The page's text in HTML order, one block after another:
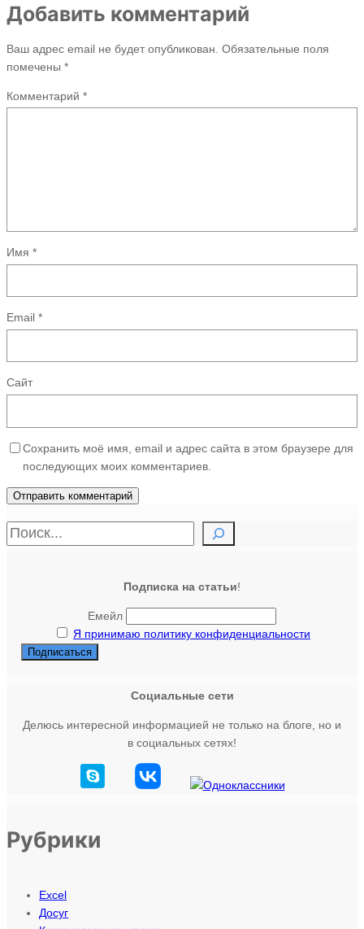
Добавить комментарий
Ваш адрес email не будет опубликован. Обязательные поля
помечены *
Комментарий *
Имя *
Email *
Сайт
Сохранить моё имя, email и адрес сайта в этом браузере для
последующих моих комментариев.
П
Подписка на статьи!
Емейл
Я принимаю политику конфиденциальности
Социальные сети
Делюсь интересной информацией не только на блоге, но и
в социальных сетях!
Рубрики
Excel
Досуг